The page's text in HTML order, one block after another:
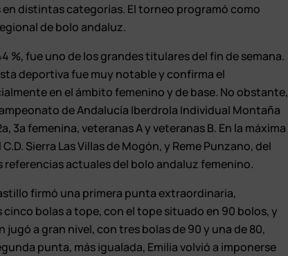
distintas categorías. El torneo programó como
de bolo andaluz.
%, fue uno de los grandes titulares del fin de semana.
deportiva fue muy notable y confirma el
en el ámbito femenino y de base. No obstante,
de Andalucía Iberdrola Individual Montaña
3ª femenina, veteranas A y veteranas B. En la máxima
Sierra Las Villas de Mogón, y Reme Punzano, del
referencias actuales del bolo andaluz femenino.
firmó una primera punta extraordinaria,
bolas a tope, con el tope situado en 90 bolos, y
a gran nivel, con tres bolas de 90 y una de 80,
punta, más igualada, Emilia volvió a imponerse